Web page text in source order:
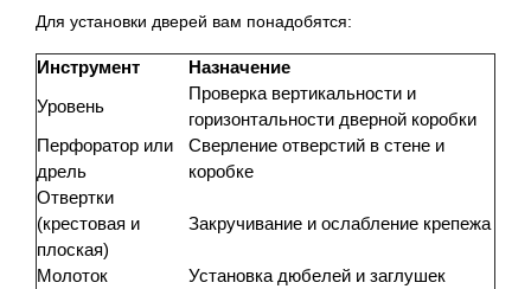
Для установки дверей вам понадобятся:
Инструмент
Назначение
Уровень
Проверка вертикальности и
горизонтальности дверной коробки
Перфоратор или
дрель
Сверление отверстий в стене и
коробке
Отвертки
(крестовая и
плоская)
Закручивание и ослабление крепежа
Молоток
Установка дюбелей и заглушек